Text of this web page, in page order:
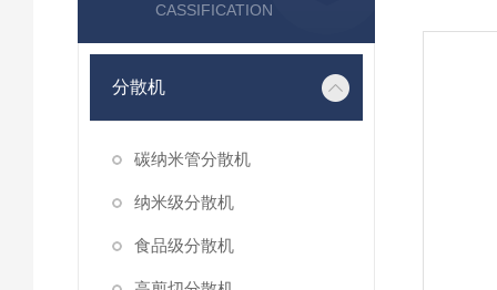
CASSIFICATION
分散机
碳纳米管分散机
纳米级分散机
食品级分散机